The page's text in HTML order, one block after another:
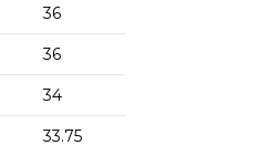
36
36
34
33.75